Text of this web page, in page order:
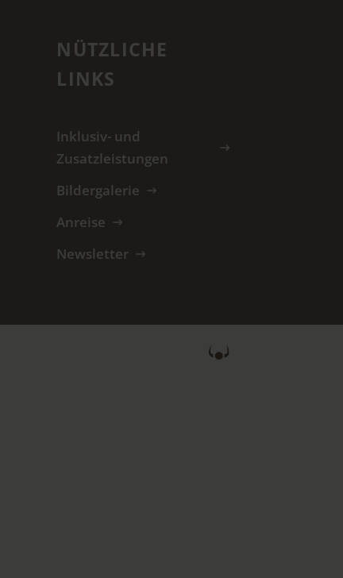
NÜTZLICHE
LINKS
Inklusiv- und
Zusatzleistungen
Bildergalerie
Anreise
Newsletter